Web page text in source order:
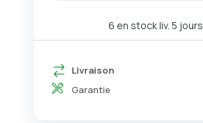
6 en stock liv. 5 jours
Livraison
Garantie